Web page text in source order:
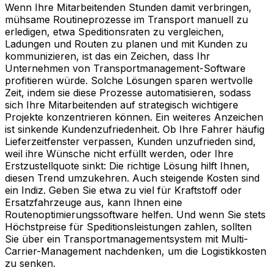
Wenn Ihre Mitarbeitenden Stunden damit verbringen,
mühsame Routineprozesse im Transport manuell zu
erledigen, etwa Speditionsraten zu vergleichen,
Ladungen und Routen zu planen und mit Kunden zu
kommunizieren, ist das ein Zeichen, dass Ihr
Unternehmen von Transportmanagement-Software
profitieren würde. Solche Lösungen sparen wertvolle
Zeit, indem sie diese Prozesse automatisieren, sodass
sich Ihre Mitarbeitenden auf strategisch wichtigere
Projekte konzentrieren können. Ein weiteres Anzeichen
ist sinkende Kundenzufriedenheit. Ob Ihre Fahrer häufig
Lieferzeitfenster verpassen, Kunden unzufrieden sind,
weil ihre Wünsche nicht erfüllt werden, oder Ihre
Erstzustellquote sinkt: Die richtige Lösung hilft Ihnen,
diesen Trend umzukehren. Auch steigende Kosten sind
ein Indiz. Geben Sie etwa zu viel für Kraftstoff oder
Ersatzfahrzeuge aus, kann Ihnen eine
Routenoptimierungssoftware helfen. Und wenn Sie stets
Höchstpreise für Speditionsleistungen zahlen, sollten
Sie über ein Transportmanagementsystem mit Multi-
Carrier-Management nachdenken, um die Logistikkosten
zu senken.